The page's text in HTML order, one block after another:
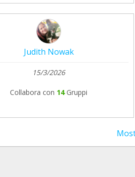
Judith Nowak
15/3/2026
Collabora con 14 Gruppi